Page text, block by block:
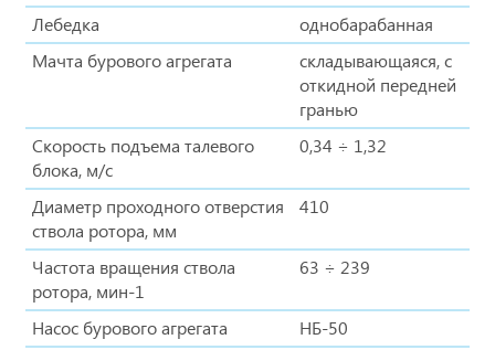
Лебедка
однобарабанная
Мачта бурового агрегата
складывающаяся, с
откидной передней
гранью
Скорость подъема талевого
блока, м/с
0,34 ÷ 1,32
Диаметр проходного отверстия
ствола ротора, мм
410
Частота вращения ствола
ротора, мин-1
63 ÷ 239
Насос бурового агрегата
НБ-50